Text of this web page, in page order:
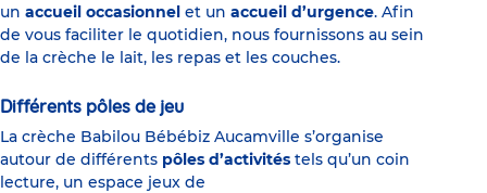
un accueil occasionnel et un accueil d’urgence. Afin
de vous faciliter le quotidien, nous fournissons au sein
de la crèche le lait, les repas et les couches.
Différents pôles de jeu
La crèche Babilou Bébébiz Aucamville s’organise
autour de différents pôles d’activités tels qu’un coin
lecture, un espace jeux de